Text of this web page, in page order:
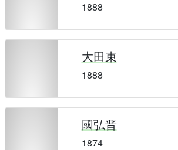
1888
大田束
1888
國弘晋
1874